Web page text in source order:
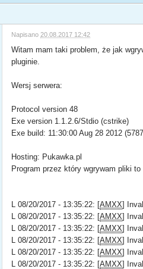
Napisano 20.08.2017 12:42
Witam mam taki problem, że jak
pluginie.
Wersj serwera:
Protocol version 48
Exe version 1.1.2.6/Stdio (cstrike)
Exe build: 11:30:00 Aug 28 2012
Hosting: Pukawka.pl
Program przez który wgrywam pliki
L 08/20/2017 - 13:35:22: [AMXX]
L 08/20/2017 - 13:35:22: [AMXX]
L 08/20/2017 - 13:35:22: [AMXX]
L 08/20/2017 - 13:35:22: [AMXX]
L 08/20/2017 - 13:35:22: [AMXX]
L 08/20/2017 - 13:35:22: [AMXX]